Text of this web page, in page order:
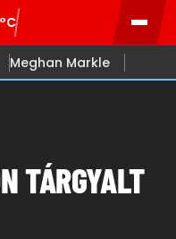
Meghan Markle
TÁRGYALT